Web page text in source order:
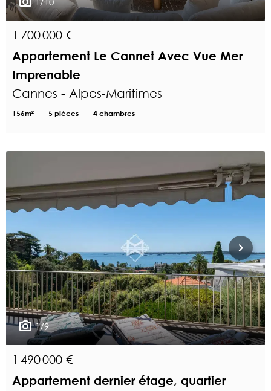
1 700 000 €
Appartement Le Cannet Avec Vue Mer
Imprenable
Cannes - Alpes-Maritimes
156m² 5 pièces 4 chambres
1/9
1 490 000 €
Appartement dernier étage, quartier